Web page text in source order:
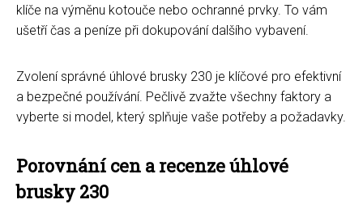
klíče na výměnu kotouče nebo ochranné prvky. To vám
ušetří čas a peníze při dokupování dalšího vybavení.
Zvolení správné úhlové brusky 230 je klíčové pro efektivní
a bezpečné používání. Pečlivě zvažte všechny faktory a
vyberte si model, který splňuje vaše potřeby a požadavky.
Porovnání cen a recenze úhlové
brusky 230